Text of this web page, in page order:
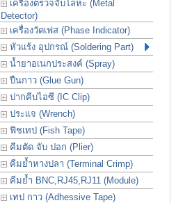
เครื่องตรวจจับโลหะ (Metal
Detector)
เครื่องวัดเฟส (Phase Indicator)
หัวแร้ง อุปกรณ์ (Soldering Part)
น้ำยาอเนกประสงค์ (Spray)
ปืนกาว (Glue Gun)
ปากคีบไอซี (IC Clip)
ประเเจ (Wrench)
ฟิชเทป (Fish Tape)
คีมตัด จับ ปอก (Plier)
คีมย้ำหางปลา (Terminal Crimp)
คีมย้ำ BNC,RJ45,RJ11 (Module)
เทป กาว (Adhessive Tape)